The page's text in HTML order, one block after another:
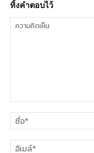
ทิ้งคำตอบไว้